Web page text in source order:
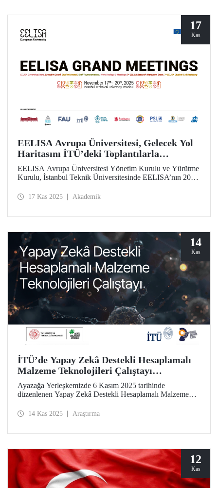
büyük bir tehdide işaret ettiğini gösterdi.
17
Kas
EELISA Avrupa Üniversitesi, Gelecek Yol
Haritasını İTÜ’deki Toplantılarla
Belirliyor
EELISA Avrupa Üniversitesi Yönetim Kurulu ve Yürütme
Kurulu, İstanbul Teknik Üniversitesinde EELISA’nın 2026
17 Kas 2025 Akademik
14
Kas
İTÜ’de Yapay Zekâ Destekli Hesaplamalı
Malzeme Teknolojileri Çalıştayı
Düzenlendi
Ayazağa Yerleşkemizde 6 Kasım 2025 tarihinde
düzenlenen Yapay Zekâ Destekli Hesaplamalı Malzeme
üzere öğrencilerimizi, araştırmacılarımızı, akademik ve idari
14 Kas 2025 Araştırma
12
Kas